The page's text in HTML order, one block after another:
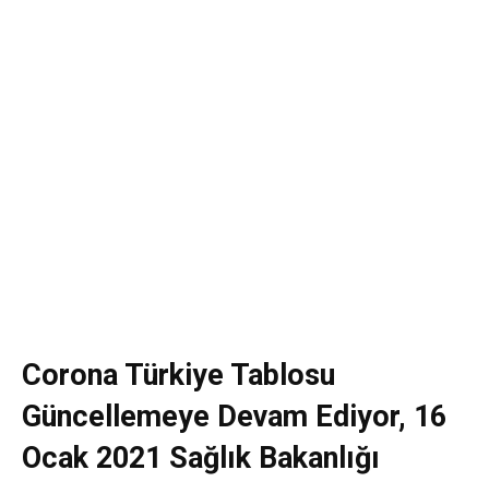
Corona Türkiye Tablosu
Güncellemeye Devam Ediyor, 16
Ocak 2021 Sağlık Bakanlığı